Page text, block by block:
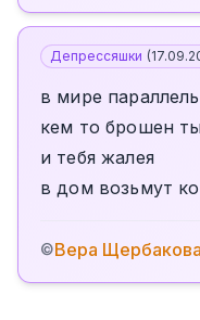
Депрессяшки (
в мире
кем то брошен
и тебя жалея
в дом возьмут
©Вера Щербакова